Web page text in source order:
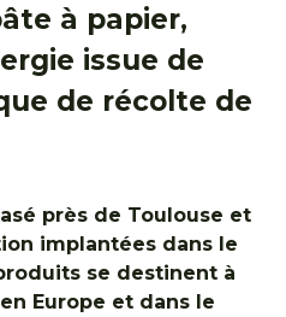
à papier,
issue de
de récolte de
près de Toulouse et
implantées dans le
se destinent à
Europe et dans le